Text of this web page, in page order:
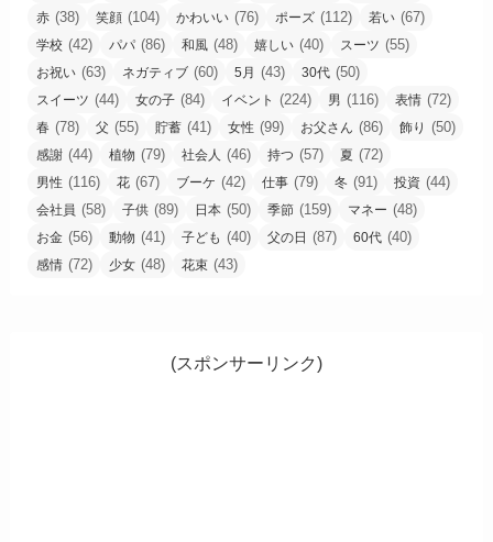
赤 (38) 笑顔 (104) かわいい (76) ポーズ (112) 若い (67)
学校 (42) パパ (86) 和風 (48) 嬉しい (40) スーツ (55)
お祝い (63) ネガティブ (60) 5月 (43) 30代 (50)
スイーツ (44) 女の子 (84) イベント (224) 男 (116) 表情 (72)
春 (78) 父 (55) 貯蓄 (41) 女性 (99) お父さん (86) 飾り (50)
感謝 (44) 植物 (79) 社会人 (46) 持つ (57) 夏 (72)
男性 (116) 花 (67) ブーケ (42) 仕事 (79) 冬 (91) 投資 (44)
会社員 (58) 子供 (89) 日本 (50) 季節 (159) マネー (48)
お金 (56) 動物 (41) 子ども (40) 父の日 (87) 60代 (40)
感情 (72) 少女 (48) 花束 (43)
(スポンサーリンク)